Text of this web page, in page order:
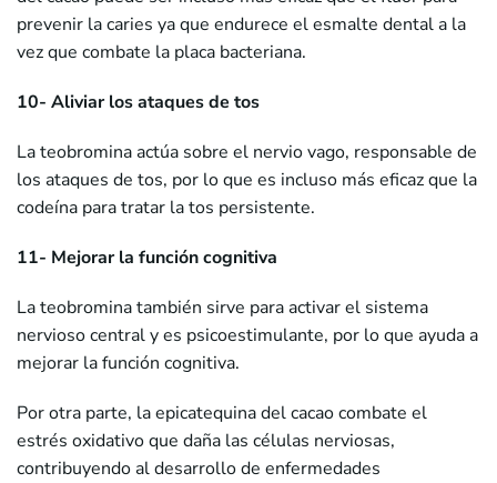
prevenir la caries ya que endurece el esmalte dental a la
vez que combate la placa bacteriana.
10- Aliviar los ataques de tos
La teobromina actúa sobre el nervio vago, responsable de
los ataques de tos, por lo que es incluso más eficaz que la
codeína para tratar la tos persistente.
11- Mejorar la función cognitiva
La teobromina también sirve para activar el sistema
nervioso central y es psicoestimulante, por lo que ayuda a
mejorar la función cognitiva.
Por otra parte, la epicatequina del cacao combate el
estrés oxidativo que daña las células nerviosas,
contribuyendo al desarrollo de enfermedades